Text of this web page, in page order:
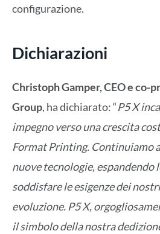
configurazione.
Dichiarazioni
Christoph Gamper, CEO e co-
Group, ha dichiarato: “P5 X
impegno verso una crescita
Format Printing. Continuiamo
nuove tecnologie, espandendo
soddisfare le esigenze dei
evoluzione. P5 X,
il simbolo della nostra